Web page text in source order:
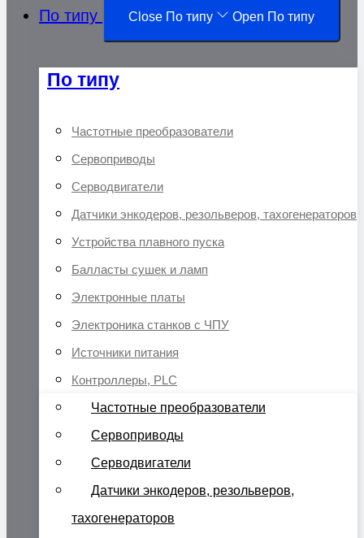
По типу Close По типу Open По типу
По типу
Частотные преобразователи
Сервоприводы
Серводвигатели
Датчики энкодеров, резольверов, тахогенераторов
Устройства плавного пуска
Балласты сушек и ламп
Электронные платы
Электроника станков с ЧПУ
Источники питания
Контроллеры, PLC
Частотные преобразователи
Сервоприводы
Серводвигатели
Датчики энкодеров, резольверов,
тахогенераторов